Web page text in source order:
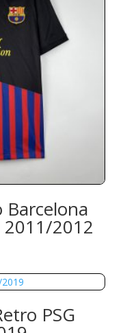
Barcelona
2011/2012
PSG